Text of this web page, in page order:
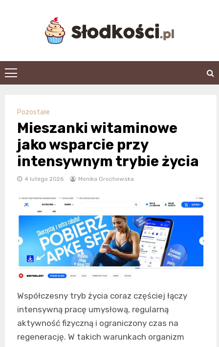
slodkosci.pl
Pozostałe
Mieszanki witaminowe
jako wsparcie przy
intensywnym trybie życia
4 lutego 2026 Monika Grochowska
Współczesny tryb życia coraz częściej łączy
intensywną pracę umysłową, regularną
aktywność fizyczną i ograniczony czas na
regenerację. W takich warunkach organizm